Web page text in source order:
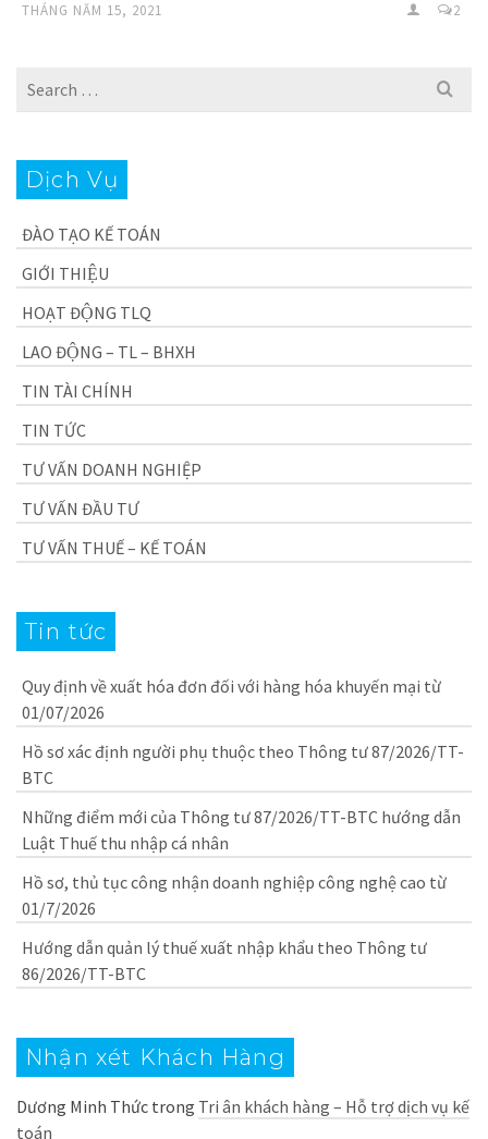
THÁNG NĂM 15, 2021 2
Search
Dịch Vụ
ĐÀO TẠO KẾ TOÁN
GIỚI THIỆU
HOẠT ĐỘNG TLQ
LAO ĐỘNG – TL – BHXH
TIN TÀI CHÍNH
TIN TỨC
TƯ VẤN DOANH NGHIỆP
TƯ VẤN ĐẦU TƯ
TƯ VẤN THUẾ – KẾ TOÁN
Tin tức
Quy định về xuất hóa đơn đối với hàng hóa khuyến mại từ
01/07/2026
Hồ sơ xác định người phụ thuộc theo Thông tư 87/2026/TT-
BTC
Những điểm mới của Thông tư 87/2026/TT-BTC hướng dẫn
Luật Thuế thu nhập cá nhân
Hồ sơ, thủ tục công nhận doanh nghiệp công nghệ cao từ
01/7/2026
Hướng dẫn quản lý thuế xuất nhập khẩu theo Thông tư
86/2026/TT-BTC
Nhận xét Khách Hàng
Dương Minh Thức trong Tri ân khách hàng – Hỗ trợ dịch vụ kế
toán